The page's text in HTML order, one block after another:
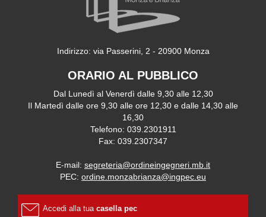
Indirizzo: via Passerini, 2 - 20900 Monza
ORARIO AL PUBBLICO
Dal Lunedì al Venerdì dalle 9,30 alle 12,30
Il Martedì dalle ore 9,30 alle ore 12,30 e dalle 14,30 alle
16,30
Telefono: 039.2301911
Fax: 039.2307347
E-mail: segreteria@ordineingegneri.mb.it
PEC: ordine.monzabrianza@ingpec.eu
Accedi alla tua casella pec